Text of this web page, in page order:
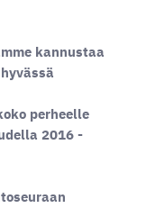
kannustaa
perheelle
2016 -